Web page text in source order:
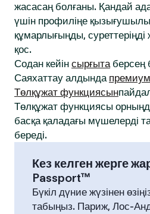
жасасаң болғаны. Қандай
үшін профиліңе
құмарлығыңды,
қос.
Содан кейін сырғытаберсең
Саяхаттау алдында
Төлқұжат функциясын
Төлқұжат функциясы
басқа қаладағы мүшелерді
береді.
Кез келген жерге
Passport™
Бүкіл дүние жүзінен
табыңыз. Париж, Лос-